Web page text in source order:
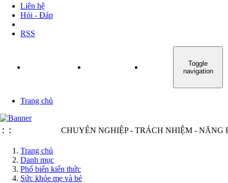
Liên hệ
Hỏi - Đáp
RSS
TIN TỨC - SỰ KIỆN
Toggle
navigation
Trang chủ
: : CHUYÊN NGHIỆP - TRÁCH NHIỆM - NĂNG
Trang chủ
Danh mục
Phố biến kiến thức
Sức khỏe mẹ và bé